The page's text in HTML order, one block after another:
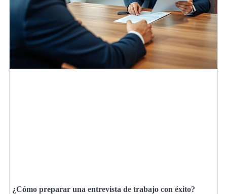
¿Cómo preparar una entrevista de trabajo con éxito?